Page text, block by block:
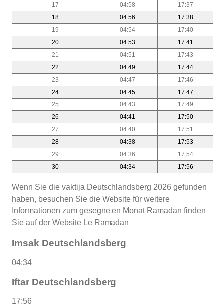
17
04:58
17:37
18
04:56
17:38
19
04:54
17:40
20
04:53
17:41
21
04:51
17:43
22
04:49
17:44
23
04:47
17:46
24
04:45
17:47
25
04:43
17:49
26
04:41
17:50
27
04:40
17:51
28
04:38
17:53
29
04:36
17:54
30
04:34 17:56
Wenn Sie die vaktija Deutschlandsberg 2026 gefunden
haben, besuchen Sie die Website für weitere
Informationen zum gesegneten Monat Ramadan finden
Sie auf der Website Le Ramadan
Imsak Deutschlandsberg
04:34
Iftar Deutschlandsberg
17:56